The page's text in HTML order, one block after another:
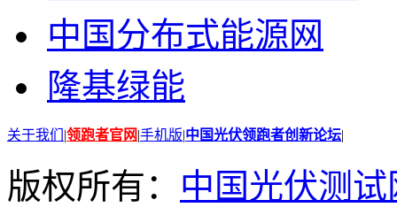
中国分布式能源网
隆基绿能
关于我们 |领跑者官网|手机版|中国光伏领跑者创新论坛|
版权所有： 中国光伏测试